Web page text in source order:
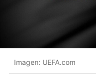
Imagen: UEFA.com